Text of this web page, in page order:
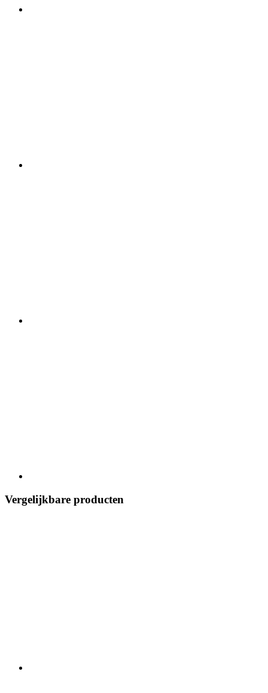
Vergelijkbare producten